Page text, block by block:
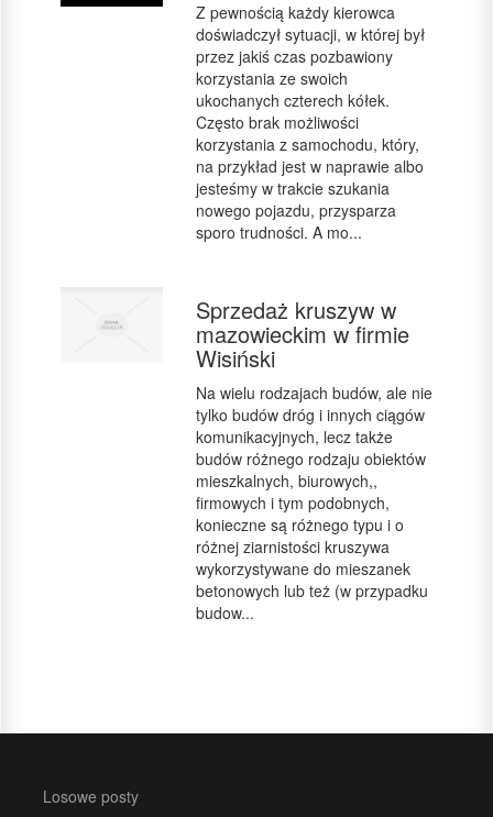
Z pewnością każdy kierowca
doświadczył sytuacji, w której był
przez jakiś czas pozbawiony
korzystania ze swoich
ukochanych czterech kółek.
Często brak możliwości
korzystania z samochodu, który,
na przykład jest w naprawie albo
jesteśmy w trakcie szukania
nowego pojazdu, przysparza
sporo trudności. A mo...
Sprzedaż kruszyw w
mazowieckim w firmie
Wisiński
Na wielu rodzajach budów, ale nie
tylko budów dróg i innych ciągów
komunikacyjnych, lecz także
budów różnego rodzaju obiektów
mieszkalnych, biurowych,,
firmowych i tym podobnych,
konieczne są różnego typu i o
różnej ziarnistości kruszywa
wykorzystywane do mieszanek
betonowych lub też (w przypadku
budow...
Losowe posty